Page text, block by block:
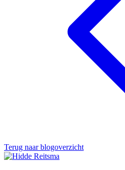
Terug naar blogoverzicht